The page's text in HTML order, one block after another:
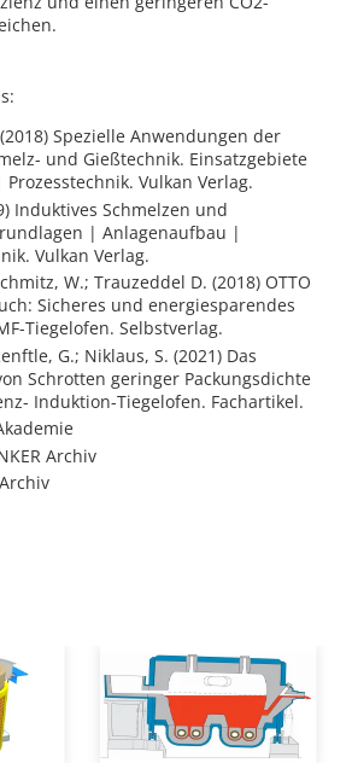
Spezielle Anwendungen der
und Gießtechnik. Einsatzgebiete
Vulkan Verlag.
Induktives Schmelzen und
| Anlagenaufbau |
Vulkan Verlag.
W.; Trauzeddel D. (2018) OTTO
Sicheres und energiesparendes
Tiegelofen. Selbstverlag.
G.; Niklaus, S. (2021) Das
Schrotten geringer Packungsdichte
Induktion-Tiegelofen. Fachartikel.
Archiv